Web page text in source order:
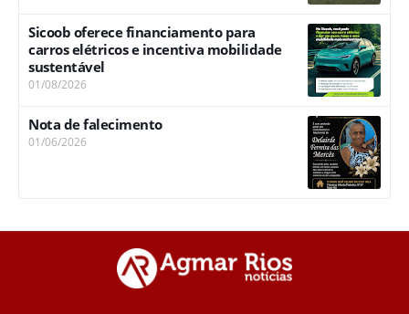
Sicoob oferece financiamento para
carros elétricos e incentiva mobilidade
sustentável
01/08/2026
Nota de falecimento
01/06/2026